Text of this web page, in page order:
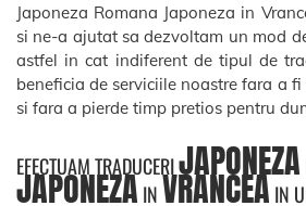
Japoneza Romana Japoneza in
si ne-a ajutat sa dezvoltam un mod
astfel in cat indiferent de tipul de
beneficia de serviciile noastre fara a
si fara a pierde timp pretios pentru
EFECTUAM TRADUCERIJAPONEZA
JAPONEZAINVRANCEAIN